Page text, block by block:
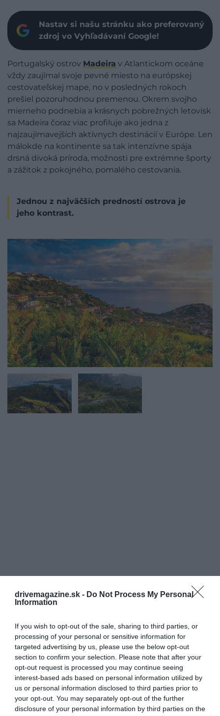
drivemagazine.sk - Do Not Process My Personal
Information
If you wish to opt-out of the sale, sharing to third parties, or
processing of your personal or sensitive information for
targeted advertising by us, please use the below opt-out
section to confirm your selection. Please note that after your
opt-out request is processed you may continue seeing
interest-based ads based on personal information utilized by
us or personal information disclosed to third parties prior to
your opt-out. You may separately opt-out of the further
disclosure of your personal information by third parties on the
Nastav si našu stránku ako preferovaný
zdroj vo Vyhľadávaní Google!
Portugalský ostrov Madeira v Atlantickom oceáne
vždy zaujímal svoje pevné miesto na európskej
cestovateľskej mape, no v posledných rokoch
prešiel pozoruhodnou premenou. Okrem svojho
mierneho podnebia a krásnych pobrežných letovísk
sa Madeira čoraz viac profiluje ako jedna z
najzaujímavejších aktívnych destinácií v Európe. Len
málokde na kontinente sa tak intenzívne spája
drsná divoká príroda, možnosti pre extrémne športy
a zážitok z pokojného, pomalého cestovania.
Jednou z najväčších predností ostrova je
jeho kontrast.
RAJ NA ZEMI
Ráno sa môžete vydať na túru nad mraky v oblasti